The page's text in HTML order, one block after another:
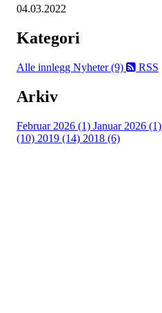
04.03.2022
Kategori
Alle innlegg Nyheter (9) RSS
Arkiv
Februar 2026 (1) Januar 2026 (1)
(10) 2019 (14) 2018 (6)